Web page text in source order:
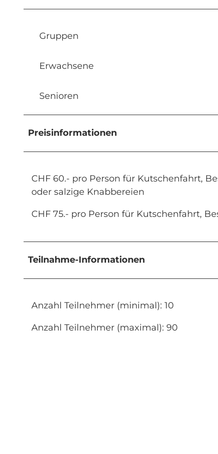
Gruppen
Erwachsene
Senioren
Preisinformationen
CHF 60.- pro Person für Kutschenfahrt,
oder salzige Knabbereien
CHF 75.- pro Person für Kutschenfahrt,
Teilnahme-Informationen
Anzahl Teilnehmer (minimal): 10
Anzahl Teilnehmer (maximal): 90